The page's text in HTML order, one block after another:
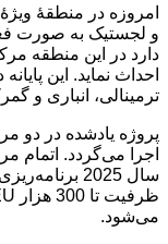
امروزه در منطقۀ
و لجستیک به صورت
دارد در این منطقه
احداث نماید. این
ترمینالی، انباری و
پروژه یادشده در دو
سال 2025
می‌شود.